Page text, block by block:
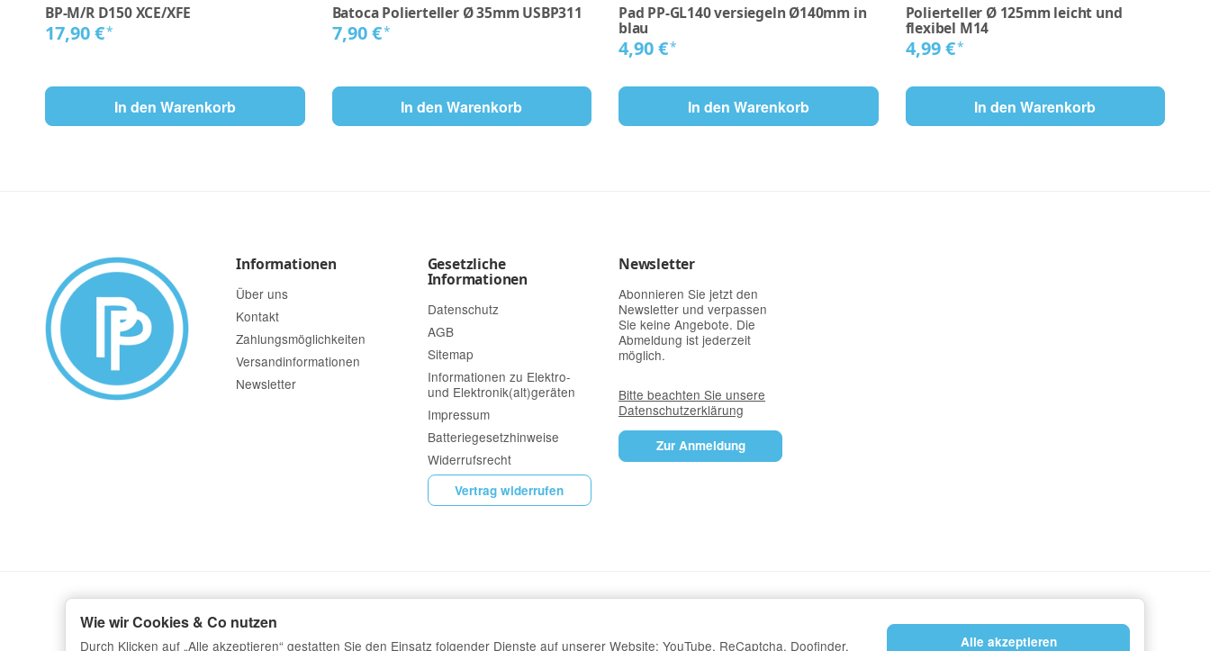
BP-M/R D150 XCE/XFE
17,90 €*
In den Warenkorb
Batoca Polierteller Ø 35mm USBP311
7,90 €*
In den Warenkorb
Pad PP-GL140 versiegeln Ø140mm in
blau
4,90 €*
In den Warenkorb
Polierteller Ø 125mm leicht und
flexibel M14
4,99 €*
In den Warenkorb
Informationen
Über uns
Kontakt
Zahlungsmöglichkeiten
Versandinformationen
Newsletter
Gesetzliche
Informationen
Datenschutz
AGB
Sitemap
Informationen zu Elektro-
und Elektronik(alt)geräten
Impressum
Batteriegesetzhinweise
Widerrufsrecht
Vertrag widerrufen
Newsletter
Abonnieren Sie jetzt den
Newsletter und verpassen
Sie keine Angebote. Die
Abmeldung ist jederzeit
möglich.
Bitte beachten Sie unsere
Datenschutzerklärung
Zur Anmeldung
Alle akzeptieren
Wie wir Cookies & Co nutzen
Durch Klicken auf „Alle akzeptieren“ gestatten Sie den Einsatz folgender Dienste auf unserer Website: YouTube, ReCaptcha, Doofinder,